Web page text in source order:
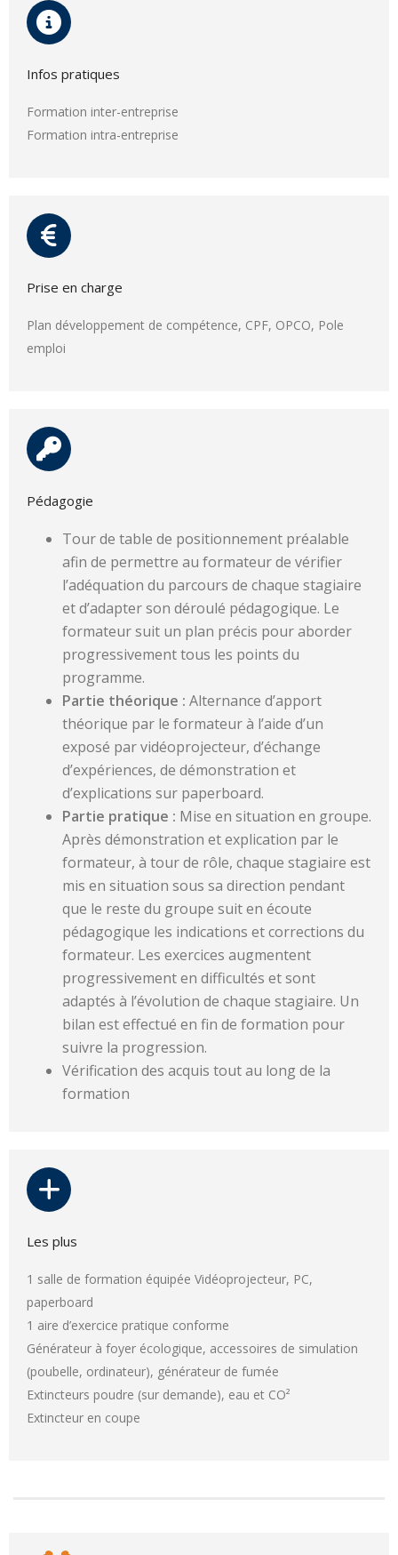
Infos pratiques
Formation inter-entreprise
Formation intra-entreprise
Prise en charge
Plan développement de compétence, CPF, OPCO, Pole
emploi
Pédagogie
Tour de table de positionnement préalable
afin de permettre au formateur de vérifier
l’adéquation du parcours de chaque stagiaire
et d’adapter son déroulé pédagogique. Le
formateur suit un plan précis pour aborder
progressivement tous les points du
programme.
Partie théorique : Alternance d’apport
théorique par le formateur à l’aide d’un
exposé par vidéoprojecteur, d’échange
d’expériences, de démonstration et
d’explications sur paperboard.
Partie pratique : Mise en situation en groupe.
Après démonstration et explication par le
formateur, à tour de rôle, chaque stagiaire est
mis en situation sous sa direction pendant
que le reste du groupe suit en écoute
pédagogique les indications et corrections du
formateur. Les exercices augmentent
progressivement en difficultés et sont
adaptés à l’évolution de chaque stagiaire. Un
bilan est effectué en fin de formation pour
suivre la progression.
Vérification des acquis tout au long de la
formation
Les plus
1 salle de formation équipée Vidéoprojecteur, PC,
paperboard
1 aire d’exercice pratique conforme
Générateur à foyer écologique, accessoires de simulation
(poubelle, ordinateur), générateur de fumée
Extincteurs poudre (sur demande), eau et CO²
Extincteur en coupe